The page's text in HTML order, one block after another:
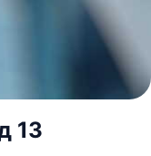
13